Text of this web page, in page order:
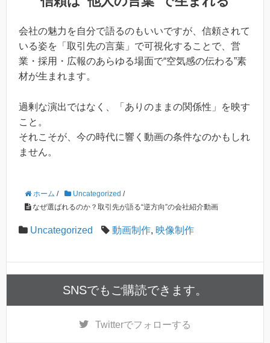
会社の魅力を自分で語るのもいいですが、信頼されて
いる姿を「取引先の言葉」で可視化することで、営
業・採用・広報のあらゆる場面で“空気感の伝わる”素
材が生まれます。
過剰な演出ではなく、「ありのままの関係性」を映す
こと。
それこそが、今の時代に響く動画の条件なのかもしれ
ません。
ホーム / Uncategorized /
なぜ選ばれるのか？取引先が語る“逆方向”の会社紹介動画
Uncategorized 動画制作, 映像制作
SNSでもご購読できます。
Twitterでフォローする